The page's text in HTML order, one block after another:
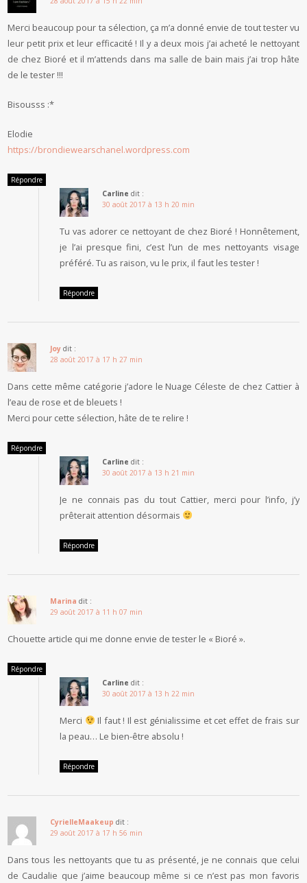
Merci beaucoup pour ta sélection, ça m’a donné envie de tout tester vu
leur petit prix et leur efficacité ! Il y a deux mois j’ai acheté le nettoyant
de chez Bioré et il m’attends dans ma salle de bain mais j’ai trop hâte
de le tester !!!
Bisousss :*
Elodie
https://brondiewearschanel.wordpress.com
Répondre
Carline dit :
30 août 2017 à 13 h 20 min
Tu vas adorer ce nettoyant de chez Bioré ! Honnêtement,
je l’ai presque fini, c’est l’un de mes nettoyants visage
préféré. Tu as raison, vu le prix, il faut les tester !
Répondre
Joy dit :
28 août 2017 à 17 h 27 min
Dans cette même catégorie j’adore le Nuage Céleste de chez Cattier à
l’eau de rose et de bleuets !
Merci pour cette sélection, hâte de te relire !
Répondre
Carline dit :
30 août 2017 à 13 h 21 min
Je ne connais pas du tout Cattier, merci pour l’info, j’y
prêterait attention désormais
Répondre
Marina dit :
29 août 2017 à 11 h 07 min
Chouette article qui me donne envie de tester le « Bioré ».
Répondre
Carline dit :
30 août 2017 à 13 h 22 min
Merci
Il faut ! Il est génialissime et cet effet de frais sur
la peau… Le bien-être absolu !
Répondre
CyrielleMaakeup dit :
29 août 2017 à 17 h 56 min
Dans tous les nettoyants que tu as présenté, je ne connais que celui
de Caudalie que j’aime beaucoup même si ce n’est pas mon favoris